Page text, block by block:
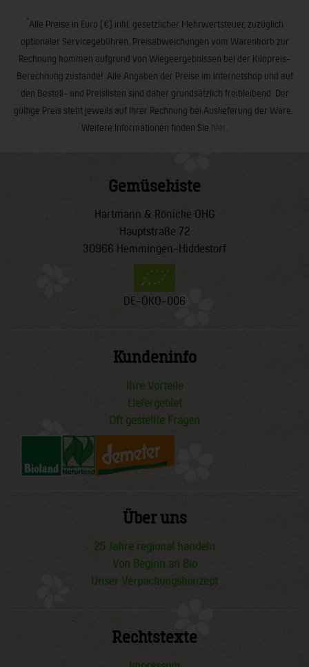
*Alle Preise in Euro (€) inkl. gesetzlicher Mehrwertsteuer, zuzüglich
optionaler Servicegebühren. Preisabweichungen vom Warenkorb zur
Rechnung kommen aufgrund von Wiegeergebnissen bei der Kilopreis-
Berechnung zustande! Alle Angaben der Preise im Internetshop und auf
den Bestell- und Preislisten sind daher grundsätzlich freibleibend. Der
gültige Preis steht jeweils auf Ihrer Rechnung bei Auslieferung der Ware.
Weitere Informationen finden Sie hier
Gemüsekiste
Hartmann & Rönicke OHG
Hauptstraße 72
30966 Hemmingen-Hiddestorf
DE-ÖKO-006
Kundeninfo
Ihre Vorteile
Liefergebiet
Oft gestellte Fragen
Über uns
25 Jahre regional handeln
Von Beginn an Bio
Unser Verpackungskonzept
Rechtstexte